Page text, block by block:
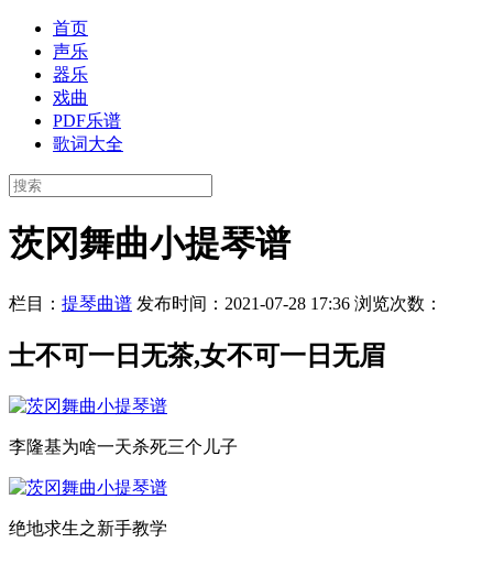
首页
声乐
器乐
戏曲
PDF乐谱
歌词大全
茨冈舞曲小提琴谱
栏目： 提琴曲谱 发布时间：2021-07-28 17:36 浏览次数：
士不可一日无茶,女不可一日无眉
李隆基为啥一天杀死三个儿子
绝地求生之新手教学